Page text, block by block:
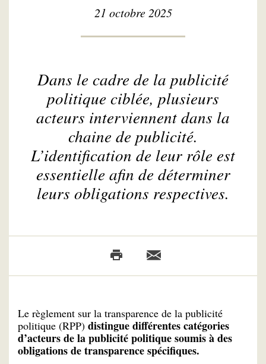
21 octobre 2025
Dans le cadre de la publicité
politique ciblée, plusieurs
acteurs interviennent dans la
chaine de publicité.
L’identification de leur rôle est
essentielle afin de déterminer
leurs obligations respectives.
Le règlement sur la transparence de la publicité
politique (RPP) distingue différentes catégories
d’acteurs de la publicité politique soumis à des
obligations de transparence spécifiques.